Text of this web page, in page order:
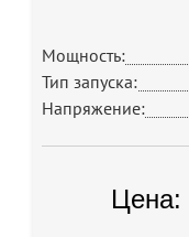
Мощность:
Тип запуска:
Напряжение:
Цена: